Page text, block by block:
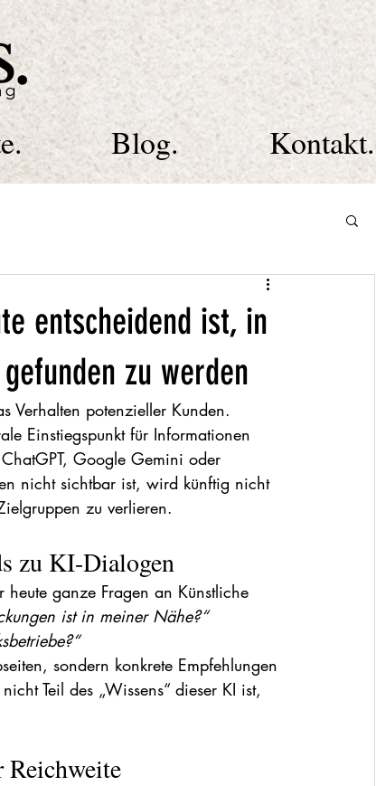
Blog. Kontakt.
entscheidend ist, in
zu werden
Verhalten potenzieller Kunden.
Einstiegspunkt für Informationen
Google Gemini oder
nicht sichtbar ist, wird künftig nicht
zu verlieren.
zu KI-Dialogen
heute ganze Fragen an Künstliche
ist in meiner Nähe?“
sondern konkrete Empfehlungen
Teil des „Wissens“ dieser KI ist,
Reichweite